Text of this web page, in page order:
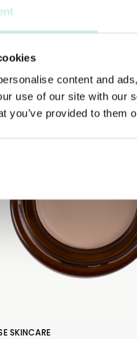
content and
use of our site with our
you’ve provided to them
SKINCARE